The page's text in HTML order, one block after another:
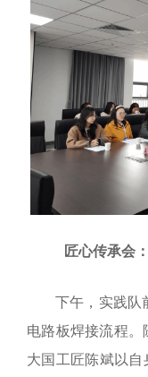
匠心传承会
下午，实践队
电路板焊接流程。
大国工匠陈斌以自